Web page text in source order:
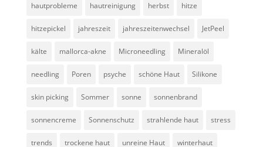
hautprobleme hautreinigung herbst hitze
hitzepickel jahreszeit jahreszeitenwechsel JetPeel
kälte mallorca-akne Microneedling Mineralöl
needling Poren psyche schöne Haut Silikone
skin picking Sommer sonne sonnenbrand
sonnencreme Sonnenschutz strahlende haut stress
trends trockene haut unreine Haut winterhaut